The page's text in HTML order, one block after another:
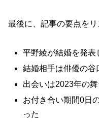
最後に、記事の要点をリ
平野綾が結婚を発表
結婚相手は俳優の谷
出会いは2023年の
お付き合い期間0日
った